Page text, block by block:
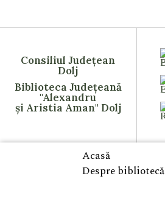
Consiliul Județean
Dolj
Biblioteca Județeană
"Alexandru
și Aristia Aman" Dolj
Acasă
Despre bibliotecă